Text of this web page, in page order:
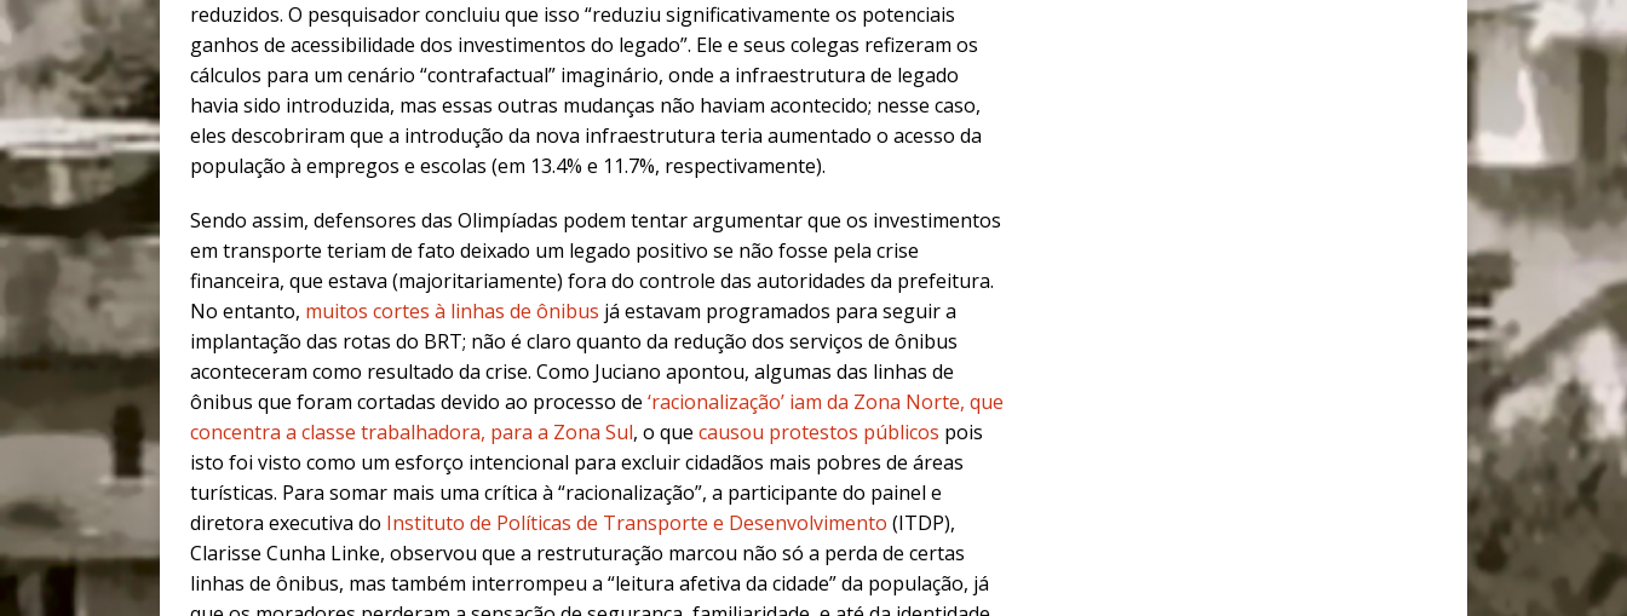
reduzidos. O pesquisador concluiu que isso “reduziu significativamente os potenciais
ganhos de acessibilidade dos investimentos do legado”. Ele e seus colegas refizeram os
cálculos para um cenário “contrafactual” imaginário, onde a infraestrutura de legado
havia sido introduzida, mas essas outras mudanças não haviam acontecido; nesse caso,
eles descobriram que a introdução da nova infraestrutura teria aumentado o acesso da
população à empregos e escolas (em 13.4% e 11.7%, respectivamente).
Sendo assim, defensores das Olimpíadas podem tentar argumentar que os investimentos
em transporte teriam de fato deixado um legado positivo se não fosse pela crise
financeira, que estava (majoritariamente) fora do controle das autoridades da prefeitura.
No entanto, muitos cortes à linhas de ônibus já estavam programados para seguir a
implantação das rotas do BRT; não é claro quanto da redução dos serviços de ônibus
aconteceram como resultado da crise. Como Juciano apontou, algumas das linhas de
ônibus que foram cortadas devido ao processo de ‘racionalização’ iam da Zona Norte, que
concentra a classe trabalhadora, para a Zona Sul, o que causou protestos públicos pois
isto foi visto como um esforço intencional para excluir cidadãos mais pobres de áreas
turísticas. Para somar mais uma crítica à “racionalização”, a participante do painel e
diretora executiva do Instituto de Políticas de Transporte e Desenvolvimento (ITDP),
Clarisse Cunha Linke, observou que a restruturação marcou não só a perda de certas
linhas de ônibus, mas também interrompeu a “leitura afetiva da cidade” da população, já